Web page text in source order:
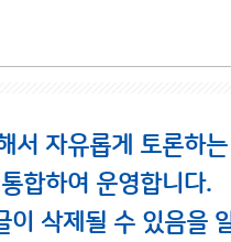
서 자유롭게 토론하
합하여 운영합니다.
삭제될 수 있음을